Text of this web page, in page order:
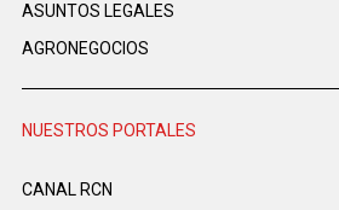
ASUNTOS LEGALES
AGRONEGOCIOS
NUESTROS PORTALES
CANAL RCN